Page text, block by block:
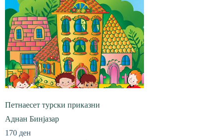
Петнаесет турски приказни
Аднан Бинјазар
170 ден